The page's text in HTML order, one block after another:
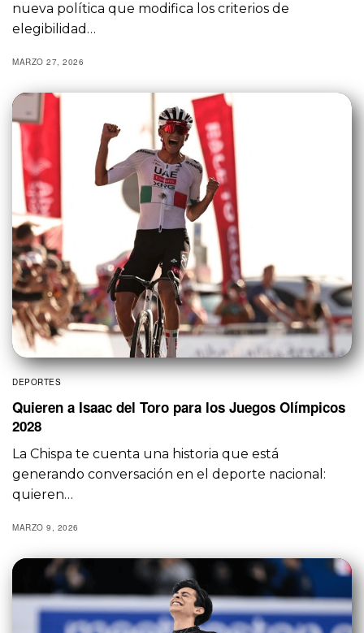
nueva política que modifica los criterios de
elegibilidad…
MARZO 27, 2026
DEPORTES
Quieren a Isaac del Toro para los Juegos Olímpicos
2028
La Chispa te cuenta una historia que está
generando conversación en el deporte nacional:
quieren…
MARZO 9, 2026